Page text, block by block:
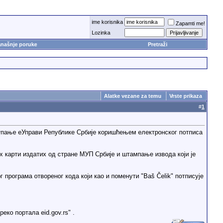
ime korisnika
Zapamti me!
Lozinka
poruke Pretraži
Alatke vezane za temu
Vrste prikaza
#1
еУправи Републике Србије коришћењем електронског потписа
карти издатих од стране МУП Србије и штампање извода који је
отвореног кода који као и поменути "Baš Čelik" потписује
портала eid.gov.rs" .